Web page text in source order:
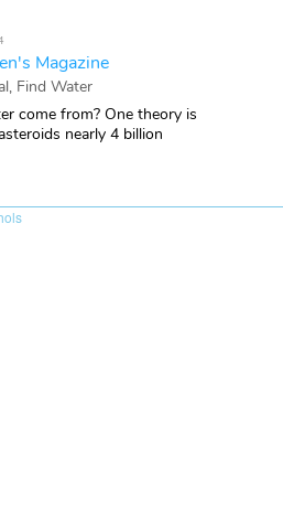
Magazine
Find Water
come from? One theory is
nearly 4 billion